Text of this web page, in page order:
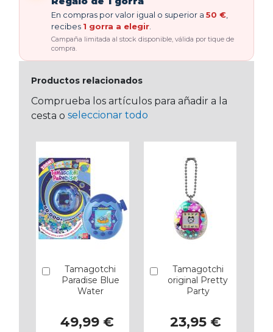
En compras por valor igual o superior a 50 €
recibes 1 gorra a elegir
Campaña limitada al stock disponible, válida por tique de
compra.
Productos relacionados
Comprueba los artículos para añadir a la
cesta o seleccionar todo
Tamagotchi
Paradise Blue
Water
49,99 €
Añadir
Tamagotchi
original Pretty
Party
23,95 €
Añadir